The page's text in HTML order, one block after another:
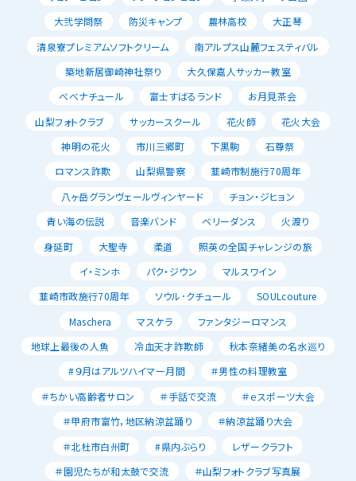
大弐学問祭
防災キャンプ 農林高校
大正琴
清泉寮プレミアムソフトクリーム
南アルプス山麓フェスティバル
築地新居御崎神社祭り
大久保嘉人サッカー教室
べべナチュール
富士すばるランド
お月見茶会
山梨フォトクラブ
サッカースクール 花火師
花火大会
神明の花火
市川三郷町 下黒駒
石尊祭
ロマンス詐欺
山梨県警察
韮崎市制施行70周年
八ヶ岳グランヴェールヴィンヤード
チョン・ジヒョン
青い海の伝説
音楽バンド ベリーダンス
火渡り
身延町
大聖寺 柔道
照英の全国チャレンジの旅
イ・ミンホ
パク・ジウン
マルスワイン
韮崎市政施行70周年
ソウル･クチュール
SOULcouture
Maschera
マスケラ
ファンタジーロマンス
地球上最後の人魚
冷血天才詐欺師
秋本奈緒美の名水巡り
#９月はアルツハイマー月間
＃男性の料理教室
＃ちかい高齢者サロン
＃手話で交流
＃ｅスポーツ大会
＃甲府市富竹，地区納涼盆踊り
＃納涼盆踊り大会
＃北杜市白州町
#県内ぶらり
レザークラフト
＃園児たちが和太鼓で交流
＃山梨フォトクラブ写真展